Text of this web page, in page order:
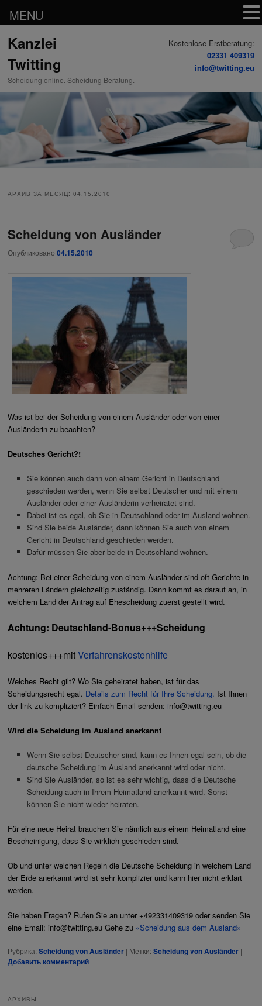
содержимому
содержимому
Kanzlei
Twitting
Scheidung online. Scheidung Beratung.
Kostenlose Erstberatung:
02331 409319
info@twitting.eu
АРХИВ ЗА МЕСЯЦ:04.15.2010
Scheidung von Ausländer
Опубликовано04.15.2010
Was ist bei der Scheidung von einem Ausländer oder von einer
Ausländerin zu beachten?
Deutsches Gericht?!
Sie können auch dann von einem Gericht in Deutschland
geschieden werden, wenn Sie selbst Deutscher und mit einem
Ausländer oder einer Ausländerin verheiratet sind.
Dabei ist es egal, ob Sie in Deutschland oder im Ausland wohnen.
Sind Sie beide Ausländer, dann können Sie auch von einem
Gericht in Deutschland geschieden werden.
Dafür müssen Sie aber beide in Deutschland wohnen.
Achtung: Bei einer Scheidung von einem Ausländer sind oft Gerichte in
mehreren Ländern gleichzeitig zuständig. Dann kommt es darauf an, in
welchem Land der Antrag auf Ehescheidung zuerst gestellt wird.
Achtung: Deutschland-Bonus+++Scheidung
kostenlos+++mitVerfahrenskostenhilfe
Welches Recht gilt? Wo Sie geheiratet haben, ist für das
Scheidungsrecht egal. Details zum Recht für Ihre Scheidung. Ist Ihnen
der link zu kompliziert? Einfach Email senden:info@twitting.eu
Wird die Scheidung im Ausland anerkannt
Wenn Sie selbst Deutscher sind, kann es Ihnen egal sein, ob die
deutsche Scheidung im Ausland anerkannt wird oder nicht.
Sind Sie Ausländer, so ist es sehr wichtig, dass die Deutsche
Scheidung auch in Ihrem Heimatland anerkannt wird. Sonst
können Sie nicht wieder heiraten.
Für eine neue Heirat brauchen Sie nämlich aus einem Heimatland eine
Bescheinigung, dass Sie wirklich geschieden sind.
Ob und unter welchen Regeln die Deutsche Scheidung in welchem Land
der Erde anerkannt wird ist sehr komplizier und kann hier nicht erklärt
werden.
Sie haben Fragen? Rufen Sie an unter +492331409319 oder senden Sie
eine Email: info@twitting.eu Gehe zu «Scheidung aus dem Ausland»
Рубрика: Scheidung von Ausländer | Метки: Scheidung von Ausländer |
Добавить комментарий
АРХИВЫ
MENU